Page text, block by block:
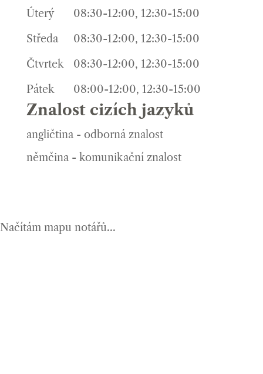
Úterý
08:30-12:00, 12:30-15:00
Středa
08:30-12:00, 12:30-15:00
Čtvrtek
08:30-12:00, 12:30-15:00
Pátek
08:00-12:00, 12:30-15:00
Znalost cizích jazyků
angličtina - odborná znalost
němčina - komunikační znalost
Načítám mapu notářů...